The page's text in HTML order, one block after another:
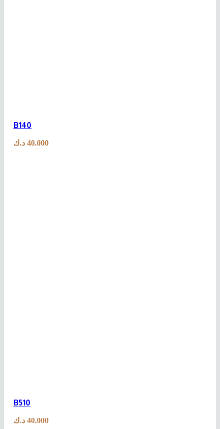
B140
40.000 د.ك
B510
40.000 د.ك